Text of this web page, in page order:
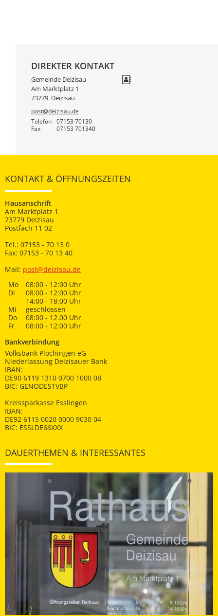
DIREKTER KONTAKT
Gemeinde Deizisau
Am Marktplatz 1
73779 Deizisau
post@deizisau.de
Telefon
07153 70130
Fax 07153 701340
KONTAKT & ÖFFNUNGSZEITEN
Hausanschrift
Am Marktplatz 1
73779 Deizisau
Postfach 11 02
Tel.: 07153 - 70 13 0
Fax: 07153 - 70 13 40
Mail: post@deizisau.de
Mo
08:00 - 12:00 Uhr
Di
08:00 - 12:00 Uhr
14:00 - 18:00 Uhr
Mi
geschlossen
Do
08:00 - 12.00 Uhr
Fr
08:00 - 12:00 Uhr
Bankverbindung
Volksbank Plochingen eG -
Niederlassung Deizisauer Bank
IBAN:
DE90 6119 1310 0700 1000 08
BIC: GENODES1VBP
Kreissparkasse Esslingen
IBAN:
DE92 6115 0020 0000 9030 04
BIC: ESSLDE66XXX
DAUERTHEMEN & INTERESSANTES